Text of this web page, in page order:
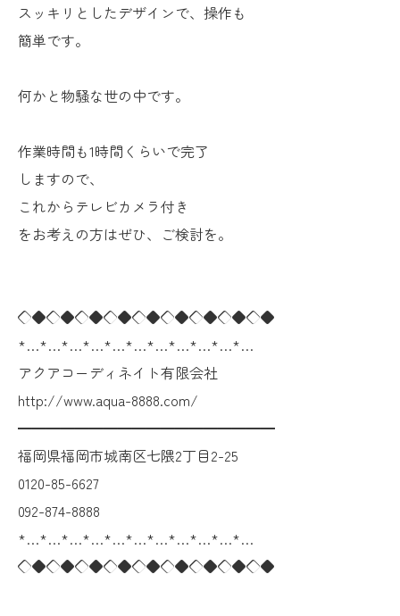
スッキリとしたデザインで、操作も
簡単です。
何かと物騒な世の中です。
作業時間も1時間くらいで完了
しますので、
これからテレビカメラ付き
をお考えの方はぜひ、ご検討を。
◇◆◇◆◇◆◇◆◇◆◇◆◇◆◇◆◇◆
*…*…*…*…*…*…*…*…*…*…*…
アクアコーディネイト有限会社
http://www.aqua-8888.com/
━━━━━━━━━━━━━━━━━━
福岡県福岡市城南区七隈2丁目2-25
0120-85-6627
092-874-8888
*…*…*…*…*…*…*…*…*…*…*…
◇◆◇◆◇◆◇◆◇◆◇◆◇◆◇◆◇◆